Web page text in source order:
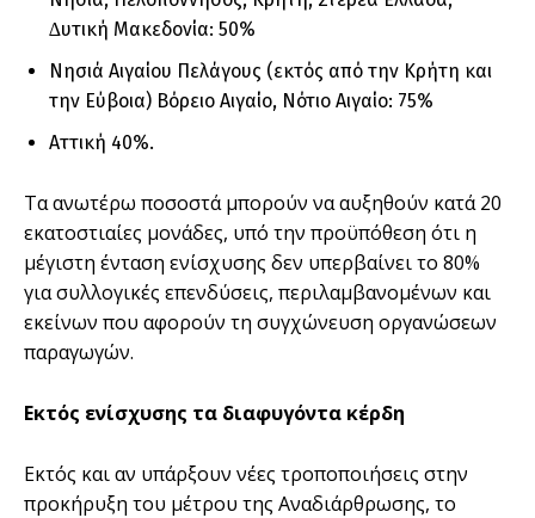
∆υτική Μακεδονία: 50%
Νησιά Αιγαίου Πελάγους (εκτός από την Κρήτη και
την Εύβοια) Βόρειο Αιγαίο, Νότιο Αιγαίο: 75%
Αττική 40%.
Τα ανωτέρω ποσοστά µπορούν να αυξηθούν κατά 20
εκατοστιαίες µονάδες, υπό την προϋπόθεση ότι η
µέγιστη ένταση ενίσχυσης δεν υπερβαίνει το 80%
για συλλογικές επενδύσεις, περιλαµβανοµένων και
εκείνων που αφορούν τη συγχώνευση οργανώσεων
παραγωγών.
Εκτός ενίσχυσης τα διαφυγόντα κέρδη
Εκτός και αν υπάρξουν νέες τροποποιήσεις στην
προκήρυξη του µέτρου της Αναδιάρθρωσης, το